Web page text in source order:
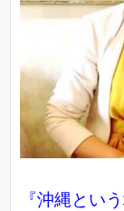
『沖縄とい